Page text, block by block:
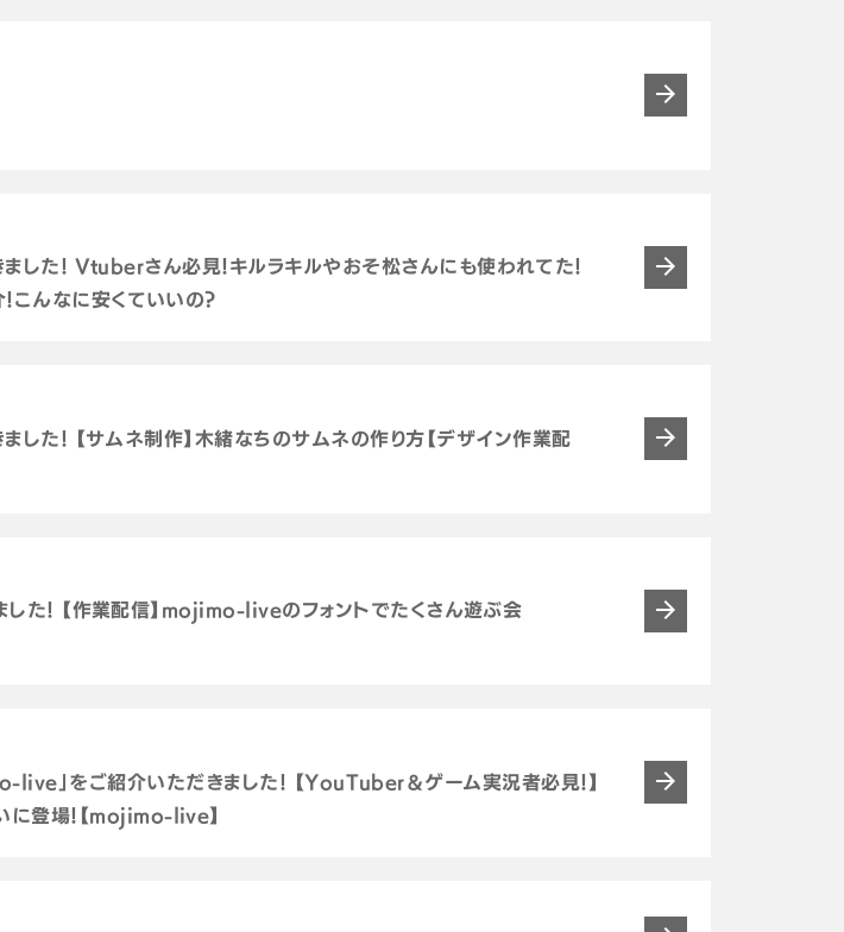
た！ Vtuberさん必見！キルラキルやおそ松さんにも使われてた！
こんなに安くていいの？
！ 【サムネ制作】木緒なちのサムネの作り方【デザイン作業配
！ 【作業配信】mojimo-liveのフォントでたくさん遊ぶ会
」をご紹介いただきました！ 【YouTuber＆ゲーム実況者必見！】
に登場！【mojimo-live】